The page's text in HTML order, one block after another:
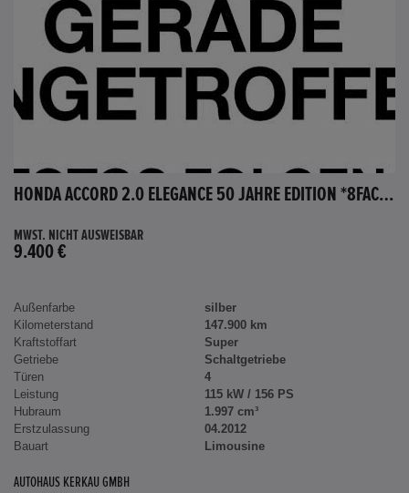
HONDA ACCORD 2.0 ELEGANCE 50 JAHRE EDITION *8FACH BEREIFT*
MWST. NICHT AUSWEISBAR
9.400 €
Außenfarbe
silber
Kilometerstand
147.900 km
Kraftstoffart
Super
Getriebe
Schaltgetriebe
Türen
4
Leistung
115 kW / 156 PS
Hubraum
1.997 cm³
Erstzulassung
04.2012
Bauart
Limousine
AUTOHAUS KERKAU GMBH